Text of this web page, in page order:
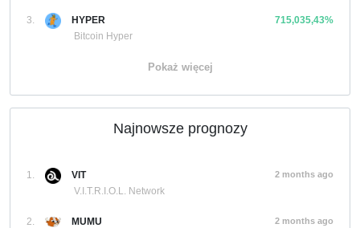
3.
HYPER
Bitcoin Hyper
715,035,43%
Pokaż więcej
Najnowsze prognozy
1.
VIT
V.I.T.R.I.O.L. Network
2 months ago
2.
MUMU
2 months ago